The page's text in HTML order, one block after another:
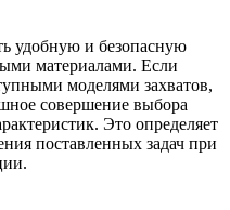
удобную и безопасную
материалами. Если
моделями захватов,
совершение выбора
Это определяет
поставленных задач при